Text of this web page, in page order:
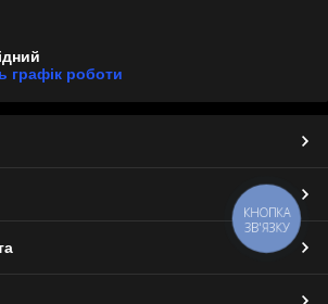
графік роботи
КНОПКА
ЗВ'ЯЗКУ